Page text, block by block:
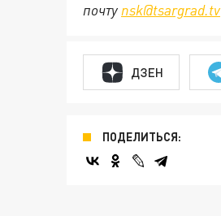
почту nsk@tsargrad.tv
ДЗЕН
ПОДЕЛИТЬСЯ: